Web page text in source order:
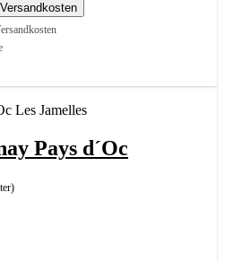
Pays d´Oc